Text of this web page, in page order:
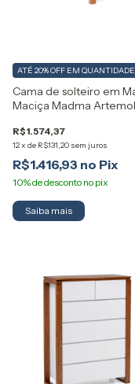
Cama de solteiro em
Maciça Madma
R$1.574,37
12x de R$131,20 sem juros
ATÉ 20% OFF EM QUANTIDADE
R$1.416,93
Saiba mais